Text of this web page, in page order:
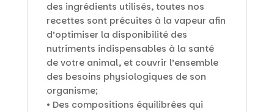
des ingrédients utilisés, toutes nos
recettes sont précuites à la vapeur afin
d’optimiser la disponibilité des
nutriments indispensables à la santé
de votre animal, et couvrir l’ensemble
des besoins physiologiques de son
organisme;
• Des compositions équilibrées qui